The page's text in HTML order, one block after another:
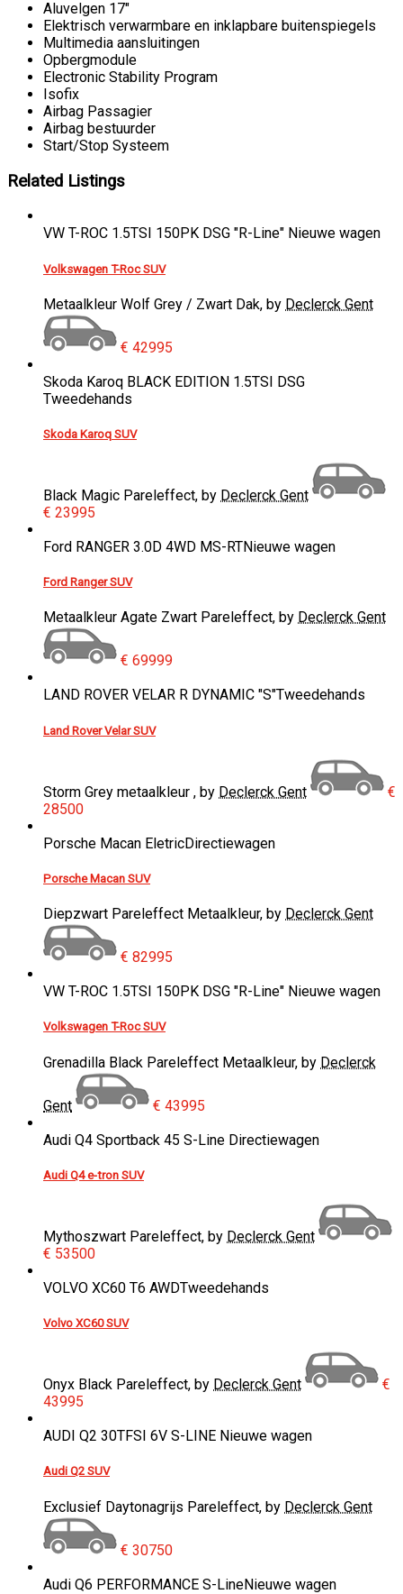
Aluvelgen 17"
Elektrisch verwarmbare en inklapbare buitenspiegels
Multimedia aansluitingen
Opbergmodule
Electronic Stability Program
Isofix
Airbag Passagier
Airbag bestuurder
Start/Stop Systeem
Related Listings
VW T-ROC 1.5TSI 150PK DSG "R-Line" Nieuwe wagen
Volkswagen T-Roc SUV
Metaalkleur Wolf Grey / Zwart Dak, by Declerck Gent
€ 42995
Skoda Karoq BLACK EDITION 1.5TSI DSG
Tweedehands
Skoda Karoq SUV
Black Magic Pareleffect, by Declerck Gent
€ 23995
Ford RANGER 3.0D 4WD MS-RTNieuwe wagen
Ford Ranger SUV
Metaalkleur Agate Zwart Pareleffect, by Declerck Gent
€ 69999
LAND ROVER VELAR R DYNAMIC "S"Tweedehands
Land Rover Velar SUV
Storm Grey metaalkleur , by Declerck Gent
€
28500
Porsche Macan EletricDirectiewagen
Porsche Macan SUV
Diepzwart Pareleffect Metaalkleur, by Declerck Gent
€ 82995
VW T-ROC 1.5TSI 150PK DSG "R-Line" Nieuwe wagen
Volkswagen T-Roc SUV
Grenadilla Black Pareleffect Metaalkleur, by Declerck
Gent
€ 43995
Audi Q4 Sportback 45 S-Line Directiewagen
Audi Q4 e-tron SUV
Mythoszwart Pareleffect, by Declerck Gent
€ 53500
VOLVO XC60 T6 AWDTweedehands
Volvo XC60 SUV
Onyx Black Pareleffect, by Declerck Gent
€
43995
AUDI Q2 30TFSI 6V S-LINE Nieuwe wagen
Audi Q2 SUV
Exclusief Daytonagrijs Pareleffect, by Declerck Gent
€ 30750
Audi Q6 PERFORMANCE S-LineNieuwe wagen